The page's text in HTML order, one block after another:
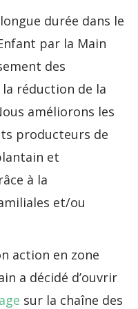
durée dans le
par la Main
des
réduction de la
améliorons les
producteurs de
et
à la
et/ou
action en zone
a décidé d’ouvrir
sur la chaîne des